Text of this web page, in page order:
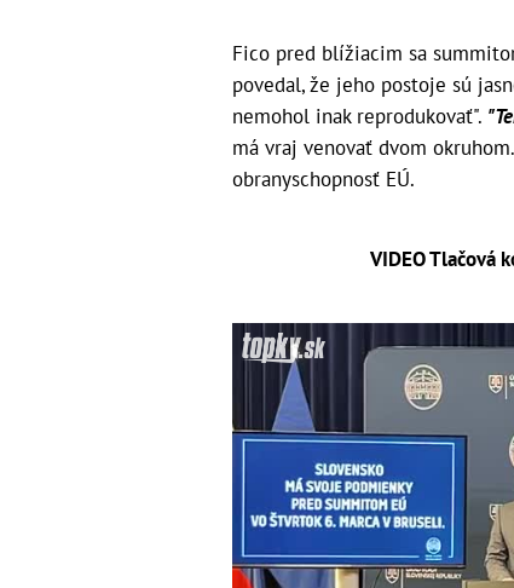
Fico pred blížiacim sa
povedal, že jeho postoje sú
nemohol inak reprodukovať".
má vraj venovať dvom
obranyschopnosť EÚ.
VIDEO Tlačová